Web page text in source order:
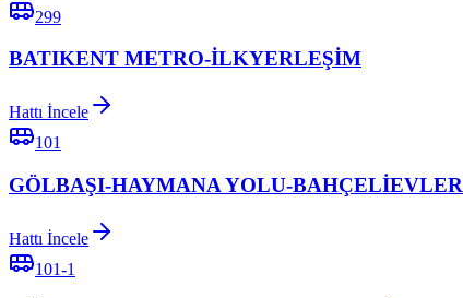
299
BATIKENT METRO-İLKYERLEŞİM
Hattı İncele
101
GÖLBAŞI-HAYMANA YOLU-BAHÇELİEVLER
Hattı İncele
101-1